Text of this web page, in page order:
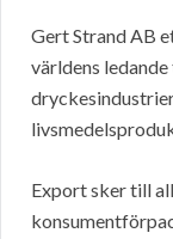
Gert Strand AB
världens
Export sker till